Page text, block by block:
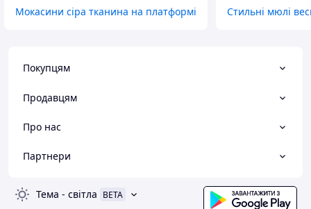
Мокасини сіра тканина на платформі Стильні мюлі
Покупцям
Продавцям
Про нас
Партнери
Тема - світла BETA